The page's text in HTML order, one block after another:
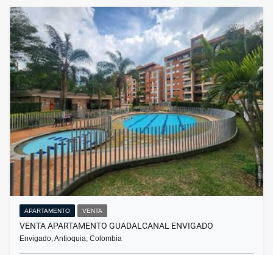
APARTAMENTO VENTA
VENTA APARTAMENTO GUADALCANAL ENVIGADO
Envigado, Antioquia, Colombia